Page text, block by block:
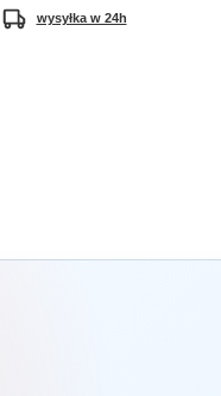
wysyłka w 24h